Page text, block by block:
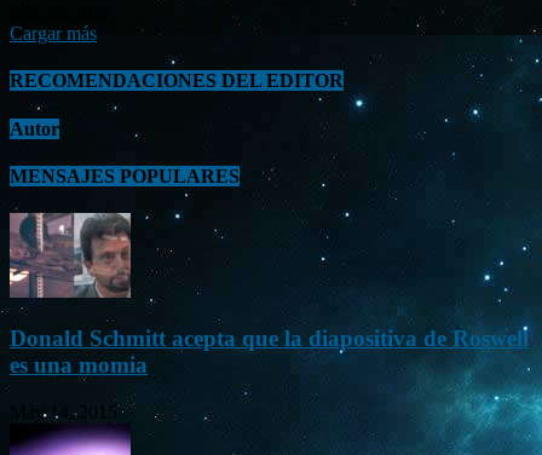
Cargar más
RECOMENDACIONES DEL EDITOR
Autor
MENSAJES POPULARES
Donald Schmitt acepta que la diapositiva de Roswell
es una momia
May 14, 2015